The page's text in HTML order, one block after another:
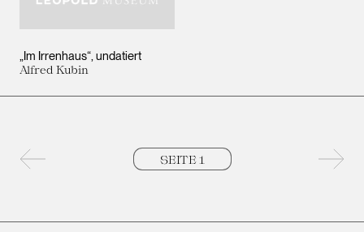
„Im Irrenhaus“ undatiert
Alfred Kubin